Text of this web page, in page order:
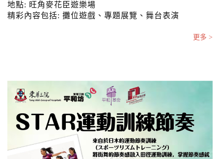
地點: 旺角麥花臣遊樂場
精彩內容包括: 攤位遊戲、專題展覽、舞台表演
更多 >